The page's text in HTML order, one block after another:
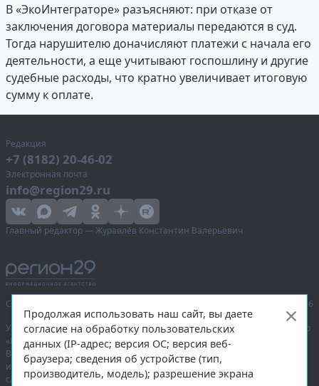
В «ЭкоИнтеграторе» разъясняют: при отказе от
заключения договора материалы передаются в суд.
Тогда нарушителю доначисляют платежи с начала его
деятельности, а еще учитывают госпошлину и другие
судебные расходы, что кратно увеличивает итоговую
сумму к оплате.
Редакция
+7 (8182) 20-46-02
Электронная почта
info@region29.ru
Главный редактор — Журавлёв Константин Валерьевич
Сетевое издание «Информационное агентство Регион 29»,
© 2016–2026
Учредитель — общество с ограниченной ответственностью «Агентство
«Правда Севера».
Выписка из реестра зарегистрированных средств массовой
информации:ЭЛ № ФС 77-74226 от 09.11.2018 выдано Федеральной
службой по надзору в сфере связи, информационных технологий
Продолжая использовать наш сайт, вы даете
согласие на обработку пользовательских
данных (IP-адрес; версия ОС; версия веб-
браузера; сведения об устройстве (тип,
производитель, модель); разрешение экрана